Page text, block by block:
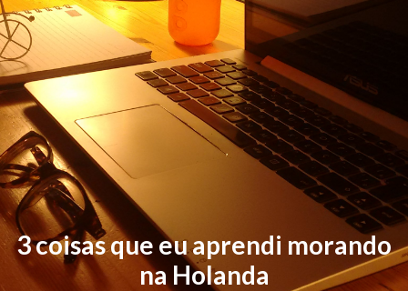
3 coisas que eu aprendi morando
na Holanda